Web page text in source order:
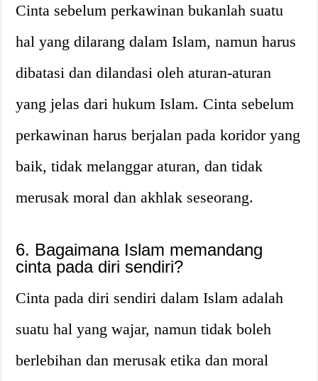
Cinta sebelum perkawinan bukanlah suatu
hal yang dilarang dalam Islam, namun harus
dibatasi dan dilandasi oleh aturan-aturan
yang jelas dari hukum Islam. Cinta sebelum
perkawinan harus berjalan pada koridor yang
baik, tidak melanggar aturan, dan tidak
merusak moral dan akhlak seseorang.
6. Bagaimana Islam memandang
cinta pada diri sendiri?
Cinta pada diri sendiri dalam Islam adalah
suatu hal yang wajar, namun tidak boleh
berlebihan dan merusak etika dan moral